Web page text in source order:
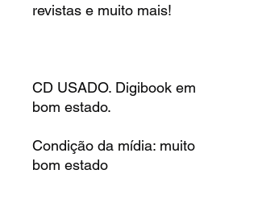
revistas e muito mais!
CD USADO. Digibook em
bom estado.
Condição da mídia: muito
bom estado